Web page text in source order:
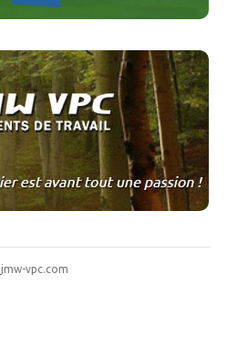
jmw-vpc.com